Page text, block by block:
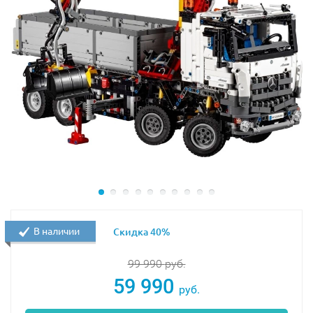
подножки. Внутри устроен простой, но комфортный
салон с двумя серыми креслами, рулём и коробкой
передач.
Отдельного внимания заслуживает багажник
автомобиля. На его крыше предусмотрены крепления
для канистр с бензином или дополнительного
оборудования, которое может понадобиться в
поездке. Если нужно проветрить салон или
шестерёнка, установленная слева от кабины,
боковые заграждения, напоминающие белый тент.
Задняя дверь багажника тоже открывается.
Достаточно повернуть замок, сделанный в виде
запасного колеса, как створка отодвинется и
99 990руб.
59 990 руб.
В наличии Скидка 40%